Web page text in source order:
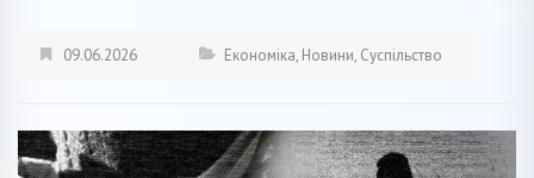
09.06.2026 Економіка, Новини, Суспільство